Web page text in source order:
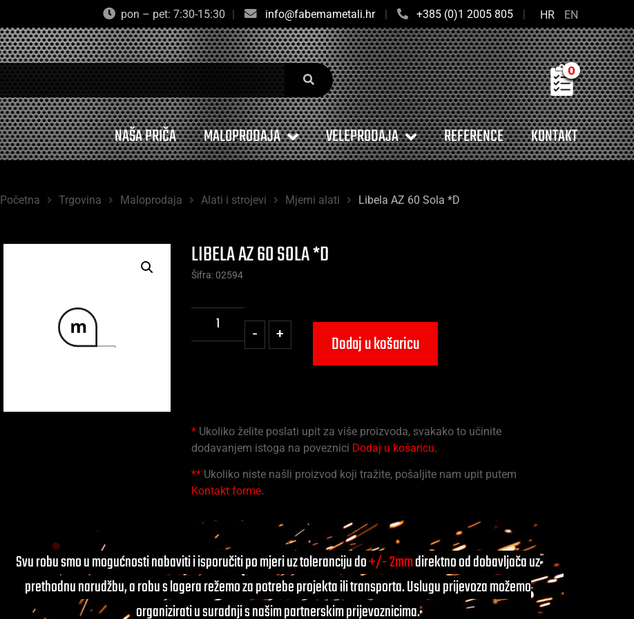
pon – pet: 7:30-15:30 | info@fabemametali.hr | +385 (0)1 2005 805 | HR EN
0
NAŠA PRIČA MALOPRODAJA VELEPRODAJA REFERENCE KONTAKT
Početna Trgovina Maloprodaja Alati i strojevi Mjerni alati Libela AZ 60 Sola *D
LIBELA AZ 60 SOLA *D
Šifra: 02594
- + Dodaj u košaricu
* Ukoliko želite poslati upit za više proizvoda, svakako to učinite
dodavanjem istoga na poveznici Dodaj u košaricu.
** Ukoliko niste našli proizvod koji tražite, pošaljite nam upit putem
Kontakt forme.
Svu robu smo u mogućnosti nabaviti i isporučiti po mjeri uz toleranciju do+/- 2mmdirektno od dobavljača uz
prethodnu narudžbu, a robu s lagera režemo za potrebe projekta ili transporta. Uslugu prijevoza možemo
organizirati u suradnji s našim partnerskim prijevoznicima.